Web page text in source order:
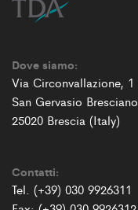
Dove siamo:
Via Circonvallazione, 1
San Gervasio Bresciano
25020 Brescia (Italy)
Contatti:
Tel. (+39) 030 9926311